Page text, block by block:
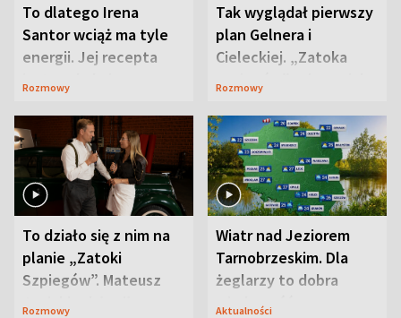
To dlatego Irena
Santor wciąż ma tyle
energii. Jej recepta
jest zaskakująco
Rozmowy
Tak wyglądał pierwszy
plan Gelnera i
Cieleckiej. „Zatoka
szpiegów” od razu ich
Rozmowy
To działo się z nim na
planie „Zatoki
Szpiegów”. Mateusz
Janicki odsłonił
Rozmowy
Wiatr nad Jeziorem
Tarnobrzeskim. Dla
żeglarzy to dobra
wiadomość
Aktualności